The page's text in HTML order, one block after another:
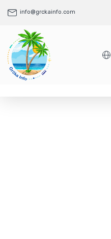
info@grckainfo.com